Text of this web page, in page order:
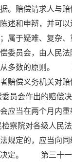
。赔偿请求人与
陈述和申辩，并
；属于疑难、复
偿委员会，由人民
从多数的原则。
赔偿义务机关对赔
会作出的赔偿决
应当在两个月内
院对各级人民法
规定的，应当向
决定。 第三十一